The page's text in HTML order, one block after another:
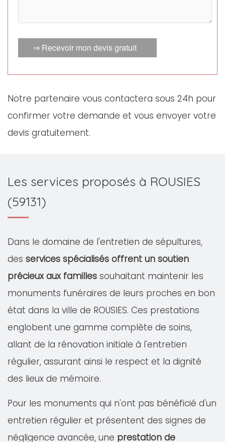
⇒ Recevoir mon devis gratuit
Notre partenaire vous contactera sous 24h pour
confirmer votre demande et vous envoyer votre
devis gratuitement.
Les services proposés à ROUSIES
(59131)
Dans le domaine de l'entretien de sépultures,
des services spécialisés offrent un soutien
précieux aux familles souhaitant maintenir les
monuments funéraires de leurs proches en bon
état dans la ville de ROUSIES. Ces prestations
englobent une gamme complète de soins,
allant de la rénovation initiale à l'entretien
régulier, assurant ainsi le respect et la dignité
des lieux de mémoire.
Pour les monuments qui n'ont pas bénéficié d'un
entretien régulier et présentent des signes de
négligence avancée, une prestation de